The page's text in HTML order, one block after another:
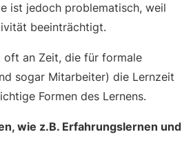
ist jedoch problematisch, weil
beeinträchtigt.
oft an Zeit, die für formale
sogar Mitarbeiter) die Lernzeit
Formen des Lernens.
wie z.B. Erfahrungslernen und